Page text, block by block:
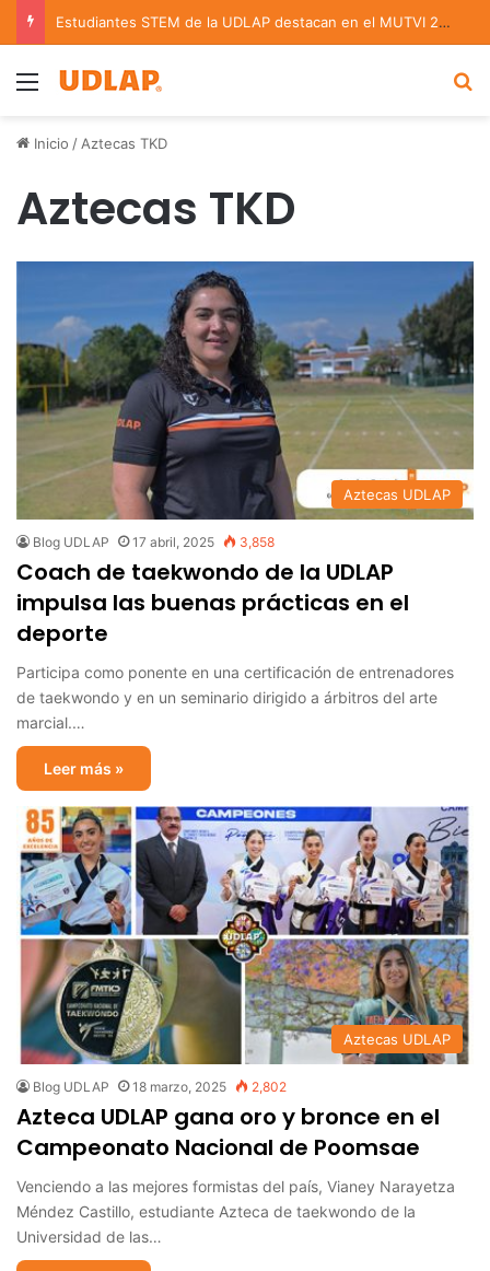
Estudiantes STEM de la UDLAP destacan en el MUTVI 2026
Menu
Inicio / Aztecas TKD
Aztecas TKD
Aztecas UDLAP
Blog UDLAP 17 abril, 2025 3,858
Coach de taekwondo de la UDLAP
impulsa las buenas prácticas en el
deporte
Participa como ponente en una certificación de entrenadores
de taekwondo y en un seminario dirigido a árbitros del arte
marcial.…
Leer más »
Aztecas UDLAP
Blog UDLAP 18 marzo, 2025 2,802
Azteca UDLAP gana oro y bronce en el
Campeonato Nacional de Poomsae
Venciendo a las mejores formistas del país, Vianey Narayetza
Méndez Castillo, estudiante Azteca de taekwondo de la
Universidad de las…